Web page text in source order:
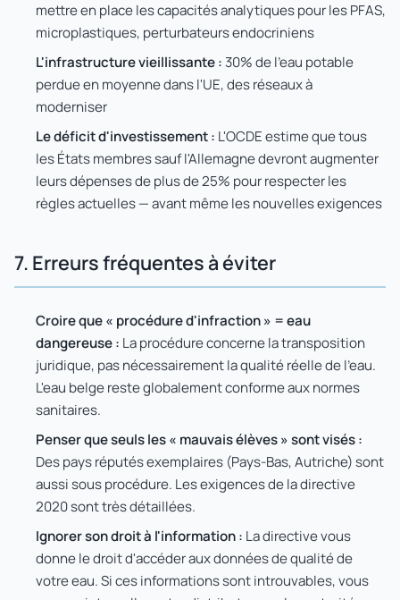
mettre en place les capacités analytiques pour les PFAS,
microplastiques, perturbateurs endocriniens
L'infrastructure vieillissante :30% de l'eau potable
perdue en moyenne dans l'UE, des réseaux à
moderniser
Le déficit d'investissement : L'OCDE estime que tous
les États membres sauf l'Allemagne devront augmenter
leurs dépenses de plus de 25% pour respecter les
règles actuelles — avant même les nouvelles exigences
7. Erreurs fréquentes à éviter
Croire que « procédure d'infraction » = eau
dangereuse : La procédure concerne la transposition
juridique, pas nécessairement la qualité réelle de l'eau.
L'eau belge reste globalement conforme aux normes
sanitaires.
Penser que seuls les « mauvais élèves » sont visés :
Des pays réputés exemplaires (Pays-Bas, Autriche) sont
aussi sous procédure. Les exigences de la directive
2020 sont très détaillées.
Ignorer son droit à l'information : La directive vous
donne le droit d'accéder aux données de qualité de
votre eau. Si ces informations sont introuvables, vous